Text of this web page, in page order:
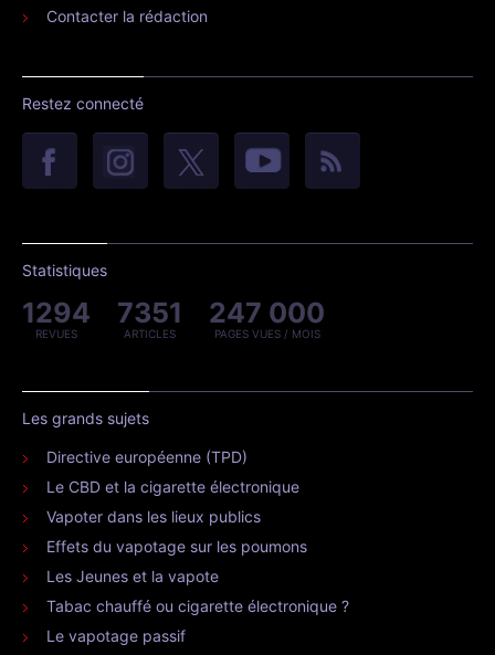
Contacter la rédaction
Restez connecté
Statistiques
1294
REVUES
7351
ARTICLES
247 000
PAGES VUES / MOIS
Les grands sujets
Directive européenne (TPD)
Le CBD et la cigarette électronique
Vapoter dans les lieux publics
Effets du vapotage sur les poumons
Les Jeunes et la vapote
Tabac chauffé ou cigarette électronique ?
Le vapotage passif